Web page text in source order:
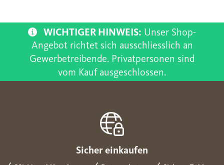
WICHTIGER HINWEIS: Unser Shop-
Angebot richtet sich ausschliesslich an
Gewerbetreibende. Privatpersonen sind
vom Kauf ausgeschlossen.
Sicher einkaufen